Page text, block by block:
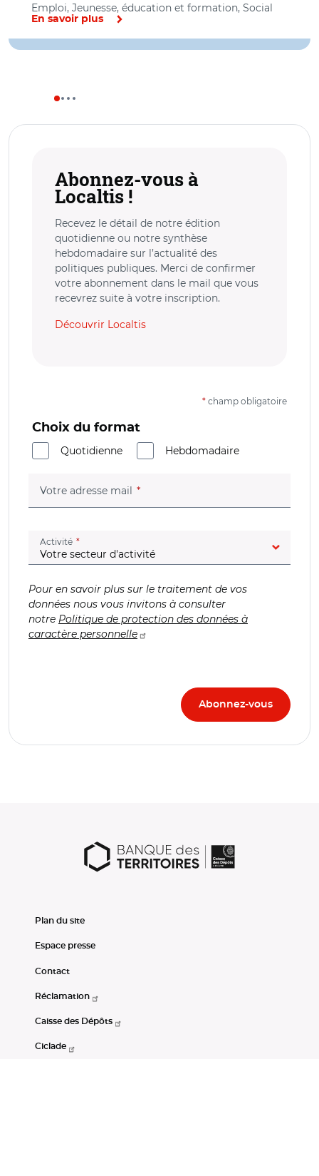
Emploi, Jeunesse, éducation et formation, Social
En savoir plus
Abonnez-vous à
Localtis !
Recevez le détail de notre édition
quotidienne ou notre synthèse
hebdomadaire sur l’actualité des
politiques publiques. Merci de confirmer
votre abonnement dans le mail que vous
recevrez suite à votre inscription.
Découvrir Localtis
* champ obligatoire
Choix du format
Quotidienne
Hebdomadaire
Votre adresse mail (champ obligatoire)
Activité (champ obligatoire)
Pour en savoir plus sur le traitement de vos
données nous vous invitons à consulter
notre Politique de protection des données à
caractère personnelle
Plan du site
Espace presse
Contact
Réclamation
Caisse des Dépôts
Ciclade